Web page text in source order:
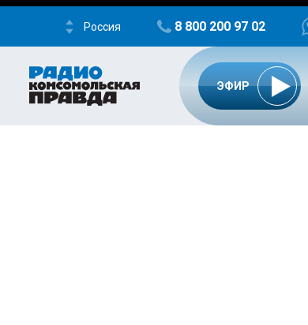
Россия 8 800 200 97 02
ЭФИР